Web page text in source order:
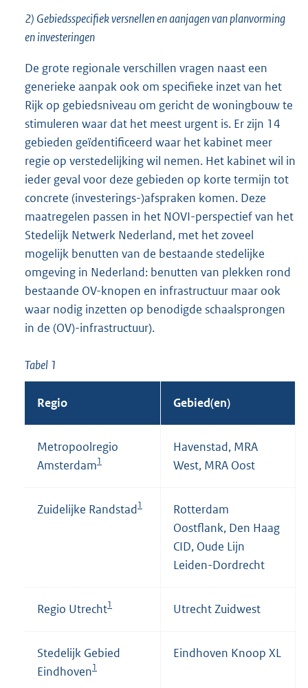
2) Gebiedsspecifiek versnellen en aanjagen van planvorming
en investeringen
De grote regionale verschillen vragen naast een
generieke aanpak ook om specifieke inzet van het
Rijk op gebiedsniveau om gericht de woningbouw te
stimuleren waar dat het meest urgent is. Er zijn 14
gebieden geïdentificeerd waar het kabinet meer
regie op verstedelijking wil nemen. Het kabinet wil in
ieder geval voor deze gebieden op korte termijn tot
concrete (investerings-)afspraken komen. Deze
maatregelen passen in het NOVI-perspectief van het
Stedelijk Netwerk Nederland, met het zoveel
mogelijk benutten van de bestaande stedelijke
omgeving in Nederland: benutten van plekken rond
bestaande OV-knopen en infrastructuur maar ook
waar nodig inzetten op benodigde schaalsprongen
in de (OV)-infrastructuur).
Tabel 1
Regio Gebied(en)
Metropoolregio
Amsterdam1
Havenstad, MRA
West, MRA Oost
Zuidelijke Randstad1
Rotterdam
Oostflank, Den Haag
CID, Oude Lijn
Leiden-Dordrecht
Regio Utrecht1 Utrecht Zuidwest
Stedelijk Gebied
Eindhoven1
Eindhoven Knoop XL